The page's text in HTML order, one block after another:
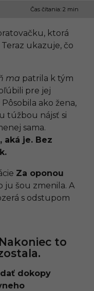
Čas čítania: 2 min
ktorá
ukazuje, čo
ma patrila k tým
pre jej
ako žena,
túžbou nájsť si
sama.
aká je. Bez
Za oponou
ju šou zmenila. A
s odstupom
to
dať dokopy